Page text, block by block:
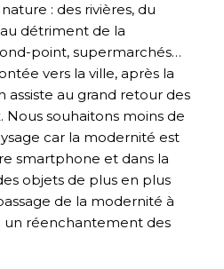
: des rivières, du
détriment de la
point, supermarchés…
vers la ville, après la
assiste au grand retour des
Nous souhaitons moins de
car la modernité est
smartphone et dans la
objets de plus en plus
de la modernité à
un réenchantement des